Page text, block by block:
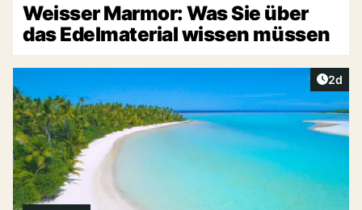
Weisser Marmor: Was Sie über
das Edelmaterial wissen müssen
2d